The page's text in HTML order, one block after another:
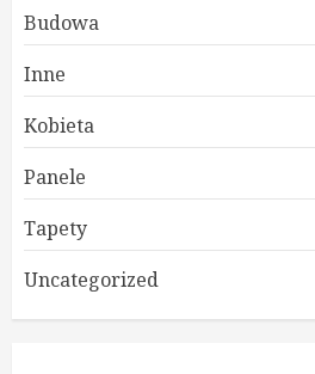
Budowa
Inne
Kobieta
Panele
Tapety
Uncategorized